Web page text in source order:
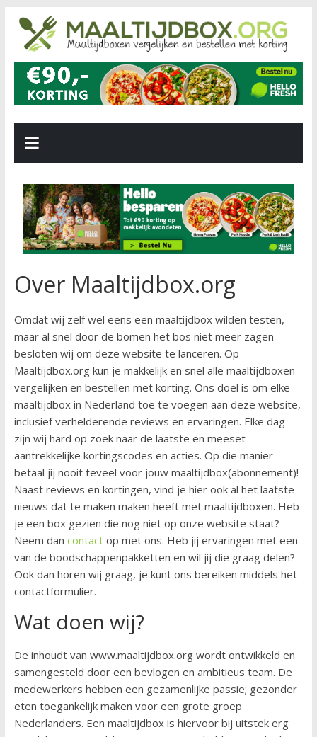
Over Maaltijdbox.org
Omdat wij zelf wel eens een maaltijdbox wilden testen,
maar al snel door de bomen het bos niet meer zagen
besloten wij om deze website te lanceren. Op
Maaltijdbox.org kun je makkelijk en snel alle maaltijdboxen
vergelijken en bestellen met korting. Ons doel is om elke
maaltijdbox in Nederland toe te voegen aan deze website,
inclusief verhelderende reviews en ervaringen. Elke dag
zijn wij hard op zoek naar de laatste en meeset
aantrekkelijke kortingscodes en acties. Op die manier
betaal jij nooit teveel voor jouw maaltijdbox(abonnement)!
Naast reviews en kortingen, vind je hier ook al het laatste
nieuws dat te maken maken heeft met maaltijdboxen. Heb
je een box gezien die nog niet op onze website staat?
Neem dan contactop met ons. Heb jij ervaringen met een
van de boodschappenpakketten en wil jij die graag delen?
Ook dan horen wij graag, je kunt ons bereiken middels het
contactformulier.
Wat doen wij?
De inhoudt van www.maaltijdbox.org wordt ontwikkeld en
samengesteld door een bevlogen en ambitieus team. De
medewerkers hebben een gezamenlijke passie; gezonder
eten toegankelijk maken voor een grote groep
Nederlanders. Een maaltijdbox is hiervoor bij uitstek erg